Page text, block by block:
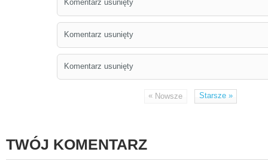
Komentarz usunięty
Komentarz usunięty
Komentarz usunięty
« Nowsze Starsze»
TWÓJ KOMENTARZ